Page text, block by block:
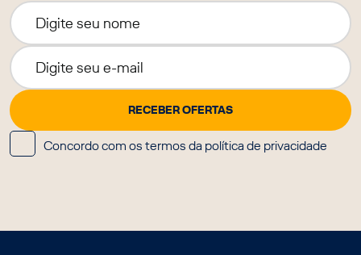
Concordo com os termos da política de privacidade